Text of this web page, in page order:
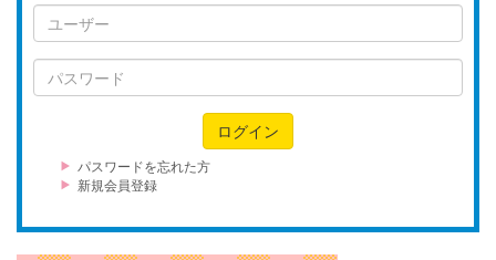
ユ
ザ
パ
ワ
ー
ド
ログイン
パスワードを忘れた方
新規会員登録